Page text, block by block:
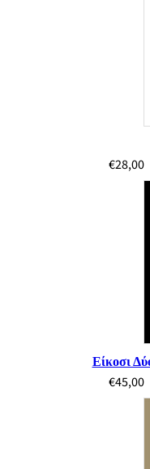
€28,00
Είκοσι
€45,00